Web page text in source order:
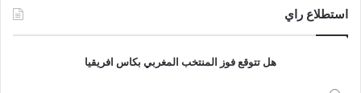
استطلاع راي
هل تتوقع فوز المنتخب المغربي بكاس افريقيا